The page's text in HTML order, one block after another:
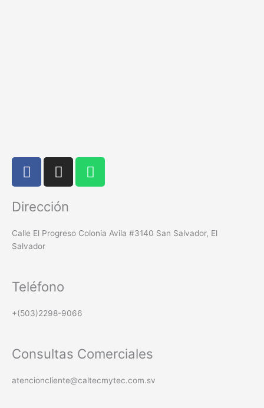
F
a
e
o
o
I
n
t
g
m
W
h
a
Dirección
Calle El Progreso Colonia Avila #3140 San Salvador, El
Salvador
Teléfono
+(503)2298-9066
Consultas Comerciales
atencioncliente@caltecmytec.com.sv